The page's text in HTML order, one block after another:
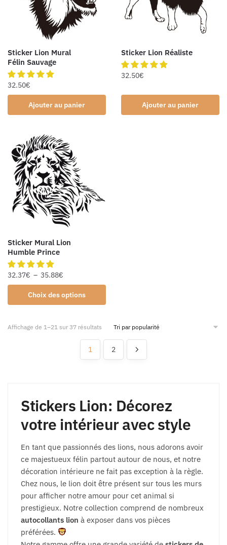
Sticker Lion Mural
Félin Sauvage
32.50€
Ajouter au panier
Sticker Lion Réaliste
32.50€
Ajouter au panier
Sticker Mural Lion
Humble Prince
32.37€ – 35.88€
Choix des options
Affichage de 1–21 sur 37 résultats
1 2
Stickers Lion: Décorez
votre intérieur avec style
En tant que passionnés des lions, nous adorons avoir
ce majestueux félin partout autour de nous, et notre
décoration intérieure ne fait pas exception à la règle.
Chez nous, le lion doit être présent sur tous les murs
pour afficher notre amour pour cet animal si
prestigieux. Notre collection comprend de nombreux
autocollants lion à exposer dans vos pièces
préférées.